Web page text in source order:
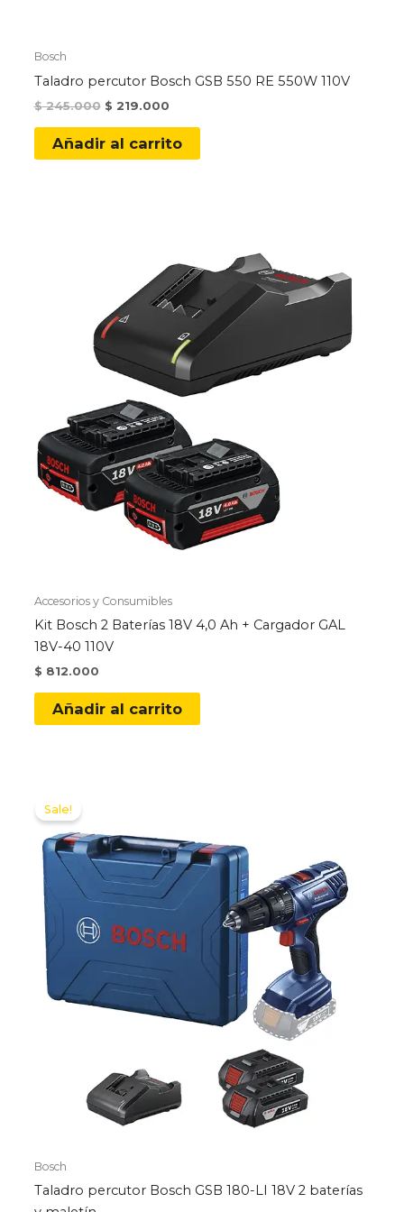
Bosch
Taladro percutor Bosch GSB 550 RE 550W 110V
$245.000 Original
was:
$ 245.000.
$ 219.000Current
$ 219.000.
Añadir al carrito
Accesorios y Consumibles
Kit Bosch 2 Baterías 18V 4,0 Ah + Cargador GAL
18V-40 110V
$ 812.000
Añadir al carrito
Sale!
Bosch
Taladro percutor Bosch GSB 180-LI 18V 2 baterías